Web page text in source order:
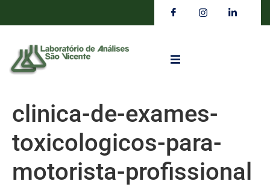
clinica-de-exames-
toxicologicos-para-
motorista-profissional